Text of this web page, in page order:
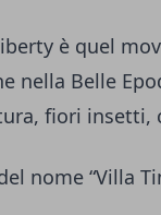
è quel
nella Belle
fiori insetti,
nome “Villa